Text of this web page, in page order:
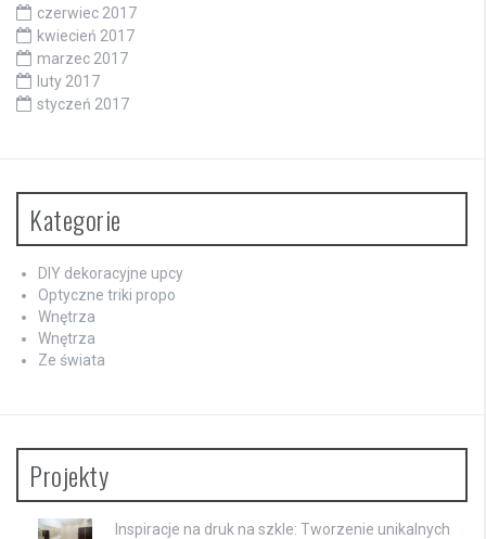
czerwiec 2017
kwiecień 2017
marzec 2017
luty 2017
styczeń 2017
Kategorie
DIY dekoracyjne upcy
Optyczne triki propo
Wnętrza
Wnętrza
Ze świata
Projekty
Inspiracje na druk na szkle: Tworzenie unikalnych